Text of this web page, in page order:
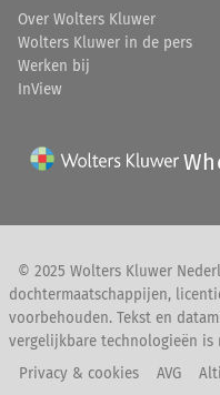
Over Wolters Kluwer
Wolters Kluwer in de pers
Werken bij
InView
© 2025 Wolters Kluwer
dochtermaatschappijen,
voorbehouden. Tekst en
vergelijkbare technologieën is
Privacy & cookies
AVG